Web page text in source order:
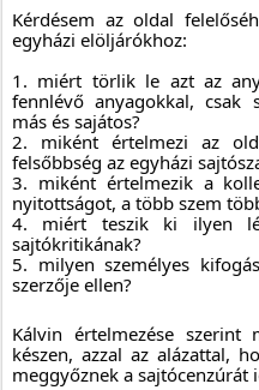
Kérdésem az oldal
egyházi elöljárókhoz:
1. miért törlik le azt az
fennlévő anyagokkal, csak
más és sajátos?
2. miként értelmezi az
felsőbbség az egyházi
3. miként értelmezik a
nyitottságot, a több szem
4. miért teszik ki ilyen
sajtókritikának?
5. milyen személyes
szerzője ellen?
Kálvin értelmezése szerint
készen, azzal az alázattal,
meggyőznek a sajtócenzúrát